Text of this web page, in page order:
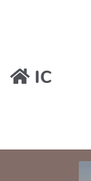
Aller au
IC